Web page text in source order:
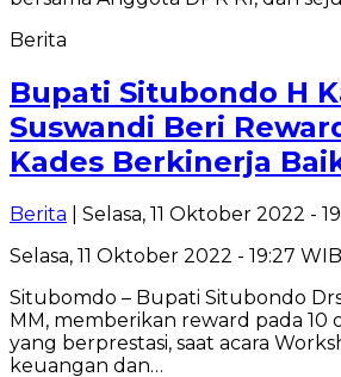
Berita
Bupati Situbondo H
Suswandi Beri
Kades Berkinerja
Berita | Selasa, 11 Oktober 2022 -
Selasa, 11 Oktober 2022 - 19:27 WIB
Situbomdo – Bupati Situbondo
MM, memberikan reward pada 10
yang berprestasi, saat acara
keuangan dan…